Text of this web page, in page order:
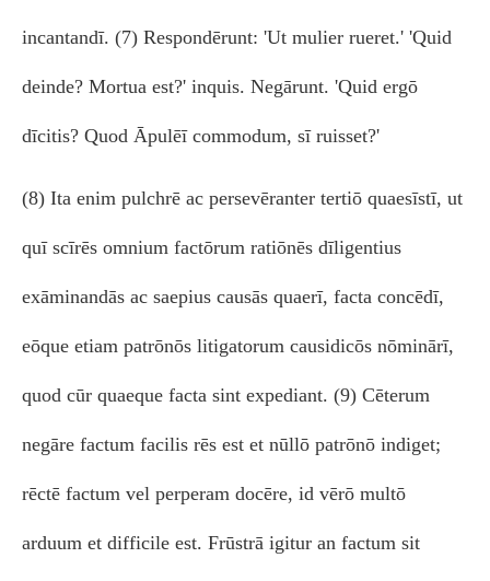
incantandī. (7) Respondērunt: 'Ut mulier rueret.' 'Quid
deinde? Mortua est?' inquis. Negārunt. 'Quid ergō
dīcitis? Quod Āpulēī commodum, sī ruisset?'
(8) Ita enim pulchrē ac persevēranter tertiō quaesīstī, ut
quī scīrēs omnium factōrum ratiōnēs dīligentius
exāminandās ac saepius causās quaerī, facta concēdī,
eōque etiam patrōnōs litigatorum causidicōs nōminārī,
quod cūr quaeque facta sint expediant. (9) Cēterum
negāre factum facilis rēs est et nūllō patrōnō indiget;
rēctē factum vel perperam docēre, id vērō multō
arduum et difficile est. Frūstrā igitur an factum sit